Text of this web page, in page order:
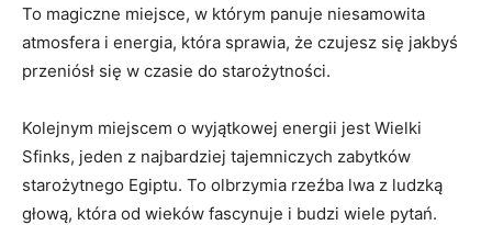
To magiczne ‍miejsce, w którym ⁢panuje niesamowita
atmosfera i ⁢energia, która sprawia, że czujesz się jakbyś
przeniósł się w czasie do starożytności.
Kolejnym miejscem o ⁢wyjątkowej energii jest ‌Wielki‍
Sfinks, jeden​ z najbardziej ‍tajemniczych zabytków
starożytnego Egiptu. To ⁢olbrzymia rzeźba⁣ lwa z ludzką
głową, która od wieków fascynuje‌ i budzi wiele ​pytań.